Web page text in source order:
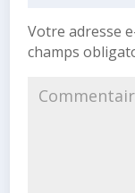
Votre adresse
champs